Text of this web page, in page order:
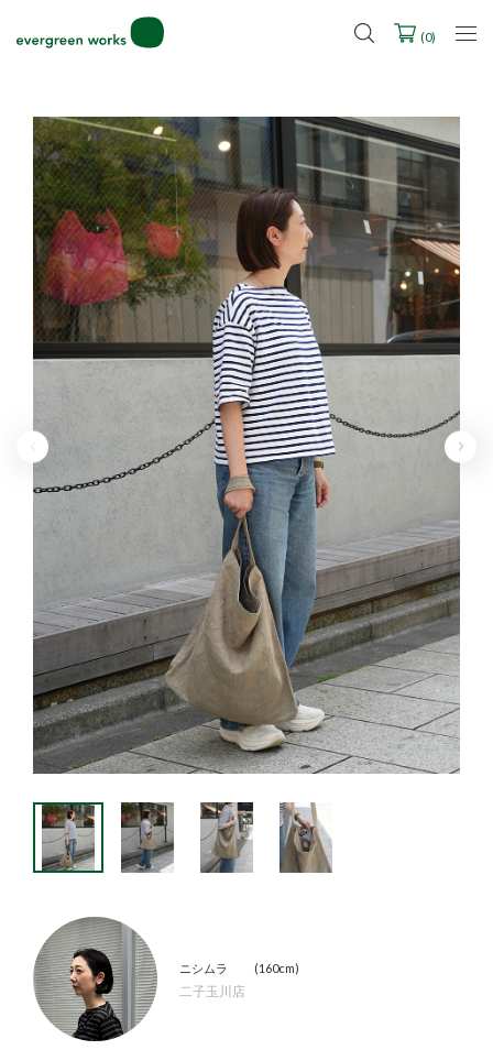
2027年ご入学用ランドセル受注会スケジュール
(0)
ニシムラ
二子玉川店
160cm